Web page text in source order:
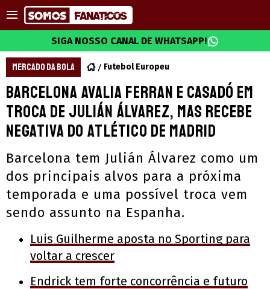
SIGA NOSSO CANAL DE WHATSAPP!
MERCADO DA BOLA Futebol Europeu
Barcelona avalia Ferran e Casadó em
troca de Julián Álvarez, mas recebe
negativa do Atlético de Madrid
Barcelona tem Julián Álvarez como um
dos principais alvos para a próxima
temporada e uma possível troca vem
sendo assunto na Espanha.
Luis Guilherme aposta no Sporting para
voltar a crescer
Endrick tem forte concorrência e futuro